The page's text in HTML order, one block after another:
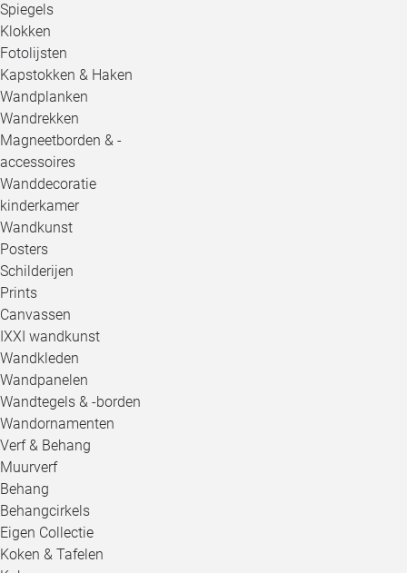
Spiegels
Klokken
Fotolijsten
Kapstokken & Haken
Wandplanken
Wandrekken
Magneetborden & -
accessoires
Wanddecoratie
kinderkamer
Wandkunst
Posters
Schilderijen
Prints
Canvassen
IXXI wandkunst
Wandkleden
Wandpanelen
Wandtegels & -borden
Wandornamenten
Verf & Behang
Muurverf
Behang
Behangcirkels
Eigen Collectie
Koken & Tafelen